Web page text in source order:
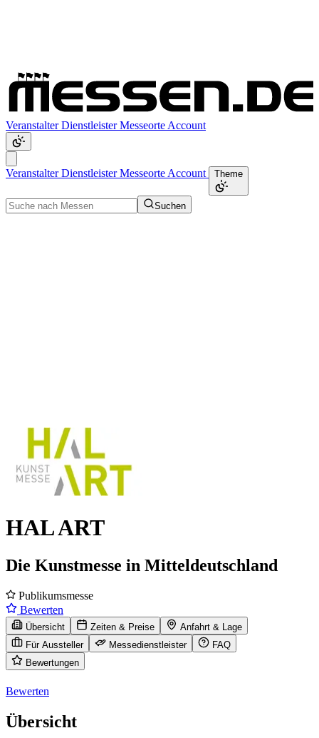
VeranstalterDienstleisterMesseorte Account
VeranstalterDienstleisterMesseorte Account Theme
Suchen
HAL ART
Die Kunstmesse in Mitteldeutschland
Publikumsmesse
Bewerten
Übersicht Zeiten & Preise
Anfahrt & Lage
Für Aussteller
Messedienstleister
FAQ
Bewertungen
Bewerten
Übersicht